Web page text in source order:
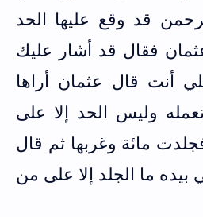
قد وقع عليها الحد
فقال قد أشار عليك
أنت قال عثمان أراها
وليس الحد إلا على
مائة وغربها ثم قال
ما الجلد إلا على من